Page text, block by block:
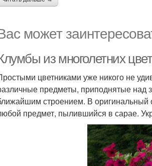
может
из многолетних
цветниками уже никого не
предметы, приподнятые над
строением. В оригинальный
предмет, пылившийся в сарае.